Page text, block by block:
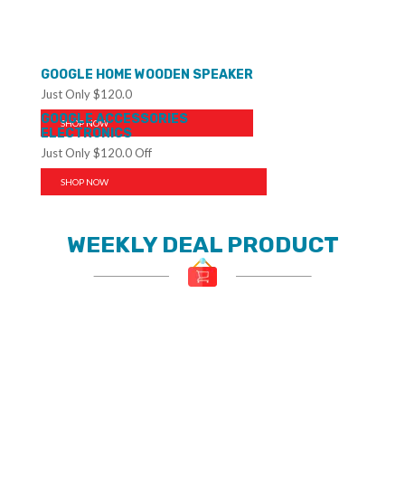
GOOGLE HOME WOODEN SPEAKER
Just Only $120.0
SHOP NOW
GOOGLE ACCESSORIES
ELECTRONICS
Just Only $120.0 Off
SHOP NOW
WEEKLY DEAL PRODUCT